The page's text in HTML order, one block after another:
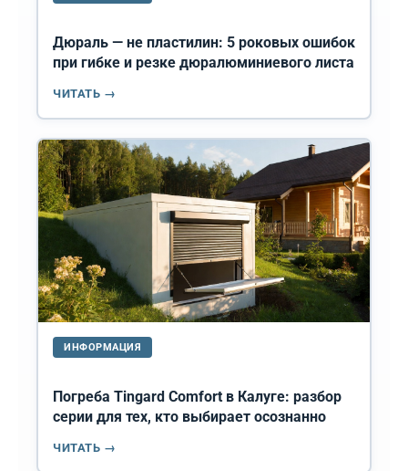
Дюраль — не пластилин: 5 роковых ошибок
при гибке и резке дюралюминиевого листа
ЧИТАТЬ →
ИНФОРМАЦИЯ
Погреба Tingard Comfort в Калуге: разбор
серии для тех, кто выбирает осознанно
ЧИТАТЬ →